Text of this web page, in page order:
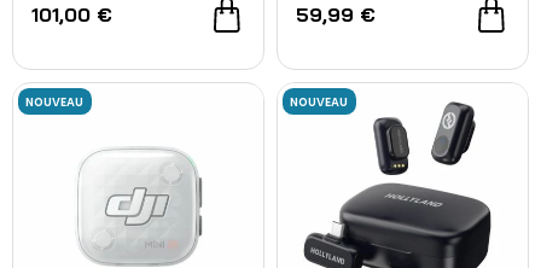
101,00 € 59,99 €